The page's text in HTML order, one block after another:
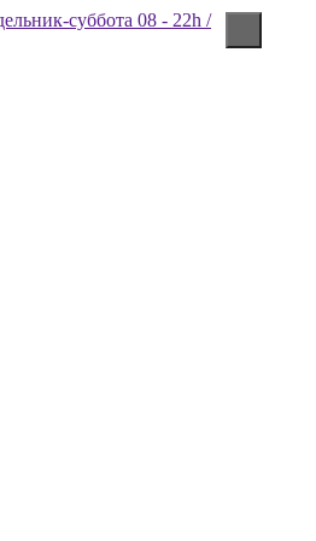
суббота 08 - 22h /